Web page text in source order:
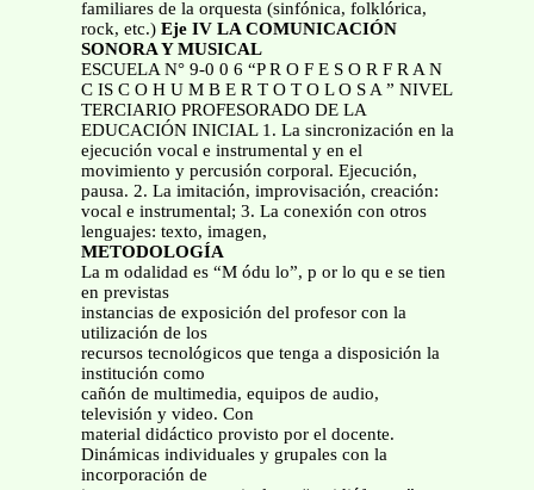
familiares de la orquesta (sinfónica, folklórica,
rock, etc.) Eje IV LA COMUNICACIÓN
SONORA Y MUSICAL
ESCUELA N° 9-0 0 6 “P R O F E S O R F R A N
C IS C O H U M B E R T O T O L O S A ” NIVEL
TERCIARIO PROFESORADO DE LA
EDUCACIÓN INICIAL 1. La sincronización en la
ejecución vocal e instrumental y en el
movimiento y percusión corporal. Ejecución,
pausa. 2. La imitación, improvisación, creación:
vocal e instrumental; 3. La conexión con otros
lenguajes: texto, imagen,
METODOLOGÍA
La m odalidad es “M ódu lo”, p or lo qu e se tien
en previstas
instancias de exposición del profesor con la
utilización de los
recursos tecnológicos que tenga a disposición la
institución como
cañón de multimedia, equipos de audio,
televisión y video. Con
material didáctico provisto por el docente.
Dinámicas individuales y grupales con la
incorporación de